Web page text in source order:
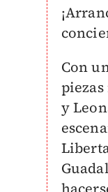
Con
y